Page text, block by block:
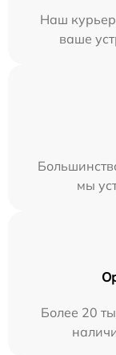
Наш курьер
ваше
мы
Более 20